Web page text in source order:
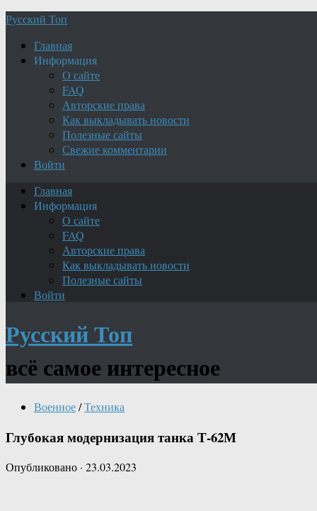
Русский Топ
Главная
Информация
О сайте
FAQ
Авторские права
Как выкладывать новости
Полезные сайты
Свежие комментарии
Войти
Главная
Информация
О сайте
FAQ
Авторские права
Как выкладывать новости
Полезные сайты
Войти
Русский Топ
всё самое интересное
Военное/Техника
Глубокая модернизация танка Т-62М
Опубликовано · 23.03.2023